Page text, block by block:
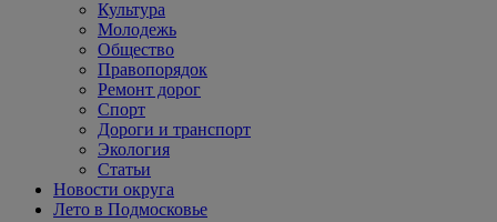
Культура
Молодежь
Общество
Правопорядок
Ремонт дорог
Спорт
Дороги и транспорт
Экология
Статьи
Новости округа
Лето в Подмосковье